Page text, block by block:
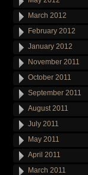
March 2012
February 2012
January 2012
November 2011
October 2011
September 2011
August 2011
July 2011
May 2011
April 2011
March 2011